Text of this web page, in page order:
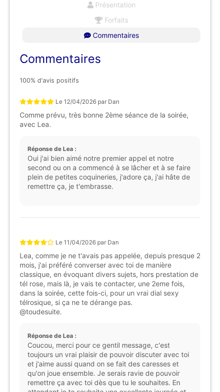
Présentation
Forfaits
Commentaires
Commentaires
100% d'avis positifs
Le 12/04/2026 par Dan
Comme prévu, très bonne 2ème séance de la soirée,
avec Lea.
Réponse de Lea :
Oui j'ai bien aimé notre premier appel et notre
second ou on a commencé à se lâcher et à se faire
plein de petites coquineries, j'adore ça, j'ai hâte de
remettre ça, je t'embrasse.
Le 11/04/2026 par Dan
Lea, comme je ne t'avais pas appelée, depuis presque 2
mois, j'ai préféré converser avec toi de manière
classique, en évoquant divers sujets, hors prestation de
tél rose, mais là, je vais te contacter, une 2eme fois,
dans la soirée, cette fois-ci, pour un vrai dial sexy
télrosique, si ça ne te dérange pas.
@toudesuite.
Réponse de Lea :
Coucou, merci pour ce gentil message, c'est
toujours un vrai plaisir de pouvoir discuter avec toi
et j'aime aussi quand on se fait des caresses et
qu'on joue ensemble. Je serais ravie de pouvoir
remettre ça avec toi dès que tu le souhaites. En